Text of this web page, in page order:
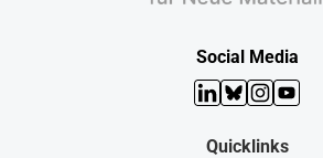
Social Media
LinkedIn
Bluesky
Quicklinks